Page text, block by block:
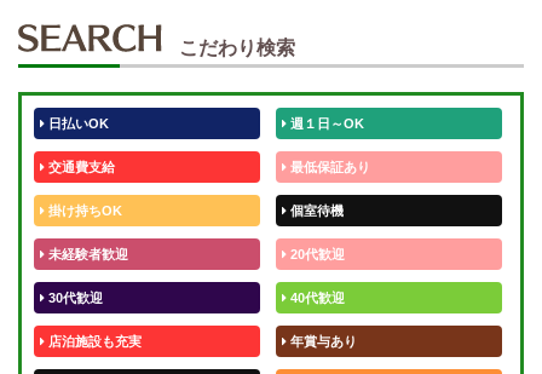
こだわり検索
日払いOK 週１日～OK
交通費支給 最低保証あり
掛け持ちOK 個室待機
未経験者歓迎 20代歓迎
30代歓迎 40代歓迎
店泊施設も充実 年賞与あり